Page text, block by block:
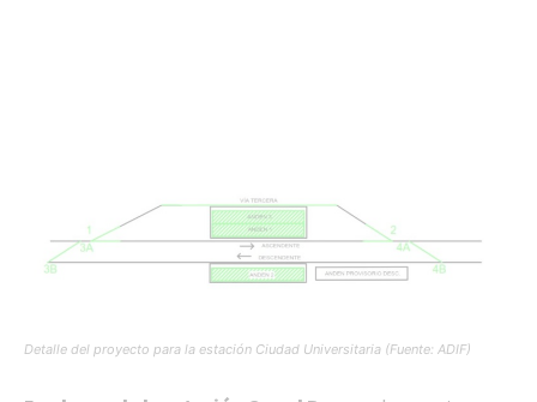
Detalle del proyecto para la estación Ciudad Universitaria (Fuente: ADIF)